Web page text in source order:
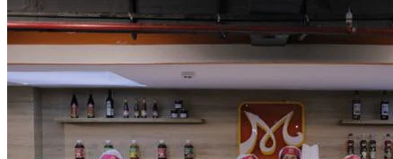
Nghiệp Vụ Bếp Trưởng Bếp Việt
Nghiệp Vụ Bếp Trưởng Bếp Âu
Nghiệp Vụ Bếp Trưởng Bếp Á
Nghiệp Vụ Bếp Trưởng Bếp Nhật
Nghiệp Vụ Bếp Trưởng Bếp Hoa
Nghiệp Vụ Bếp Hàn
Nghiệp Vụ Bếp Thái
Nghiệp Vụ Bếp Chay
Nghiệp Vụ Quản Lý Bếp